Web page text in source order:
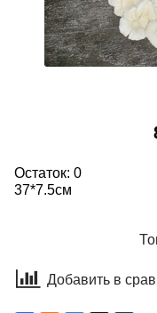
Остаток: 0
37*7.5см
Добавить в